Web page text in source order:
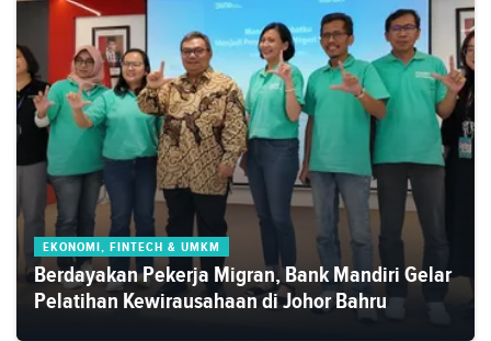
EKONOMI, FINTECH & UMKM
Berdayakan Pekerja Migran, Bank Mandiri Gelar
Pelatihan Kewirausahaan di Johor Bahru